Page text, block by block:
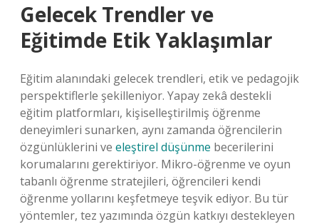
Gelecek Trendler ve
Eğitimde Etik Yaklaşımlar
Eğitim alanındaki gelecek trendleri, etik ve pedagojik
perspektiflerle şekilleniyor. Yapay zekâ destekli
eğitim platformları, kişiselleştirilmiş öğrenme
deneyimleri sunarken, aynı zamanda öğrencilerin
özgünlüklerini ve eleştirel düşünme becerilerini
korumalarını gerektiriyor. Mikro-öğrenme ve oyun
tabanlı öğrenme stratejileri, öğrencileri kendi
öğrenme yollarını keşfetmeye teşvik ediyor. Bu tür
yöntemler, tez yazımında özgün katkıyı destekleyen